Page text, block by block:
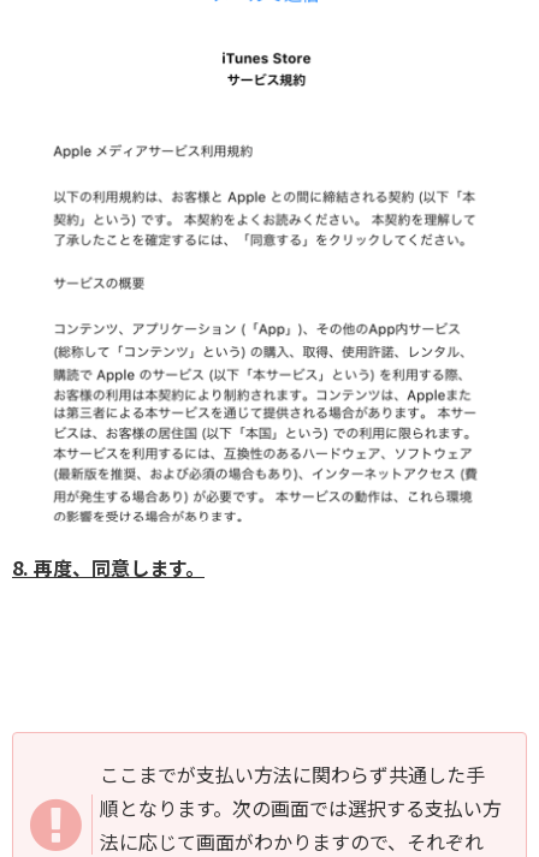
8. 再度、同意します。
ここまでが支払い方法に関わらず共通した手
順となります。次の画面では選択する支払い方
法に応じて画面がわかりますので、それぞれ